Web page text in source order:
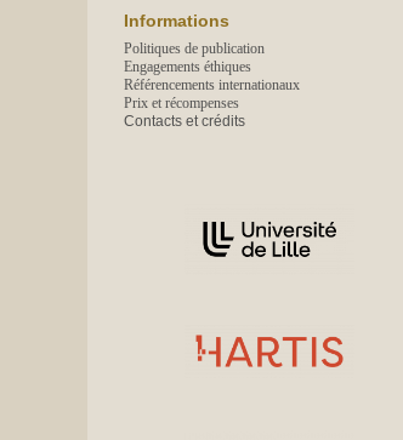
Informations
Politiques de publication
Engagements éthiques
Référencements internationaux
Prix et récompenses
Contacts et crédits